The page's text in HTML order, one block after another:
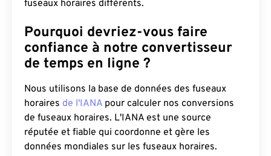
fuseaux horaires différents.
Pourquoi devriez-vous faire
confiance à notre convertisseur
de temps en ligne ?
Nous utilisons la base de données des fuseaux
horaires de l'IANA pour calculer nos conversions
de fuseaux horaires. L'IANA est une source
réputée et fiable qui coordonne et gère les
données mondiales sur les fuseaux horaires.